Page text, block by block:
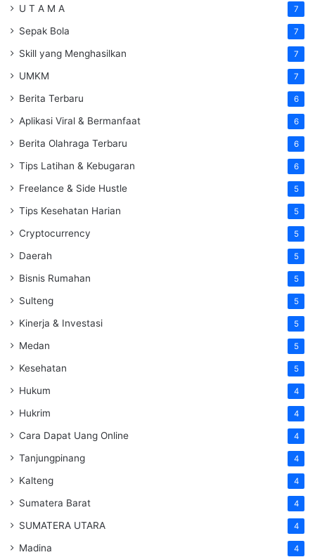
U T A M A 7
Sepak Bola 7
Skill yang Menghasilkan 7
UMKM 7
Berita Terbaru 6
Aplikasi Viral & Bermanfaat 6
Berita Olahraga Terbaru 6
Tips Latihan & Kebugaran 6
Freelance & Side Hustle 5
Tips Kesehatan Harian 5
Cryptocurrency 5
Daerah 5
Bisnis Rumahan 5
Sulteng 5
Kinerja & Investasi 5
Medan 5
Kesehatan 5
Hukum 4
Hukrim 4
Cara Dapat Uang Online 4
Tanjungpinang 4
Kalteng 4
Sumatera Barat 4
SUMATERA UTARA 4
Madina 4